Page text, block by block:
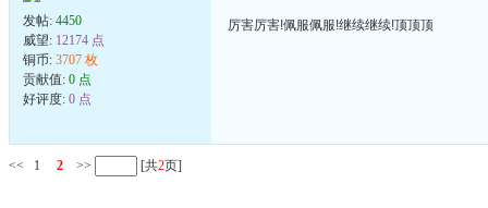
发帖: 4450
威望: 12174 点
铜币: 3707 枚
贡献值: 0 点
好评度: 0 点
厉害厉害!佩服佩服!继续继续!顶顶顶
<< 1 2 >> [共2页]